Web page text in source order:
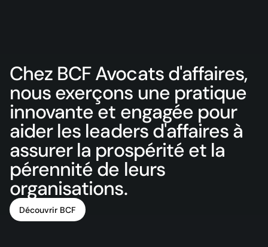
Chez BCF Avocats d'affaires,
nous exerçons une pratique
innovante et engagée pour
aider les leaders d'affaires à
assurer la prospérité et la
pérennité de leurs
organisations.
Découvrir BCF